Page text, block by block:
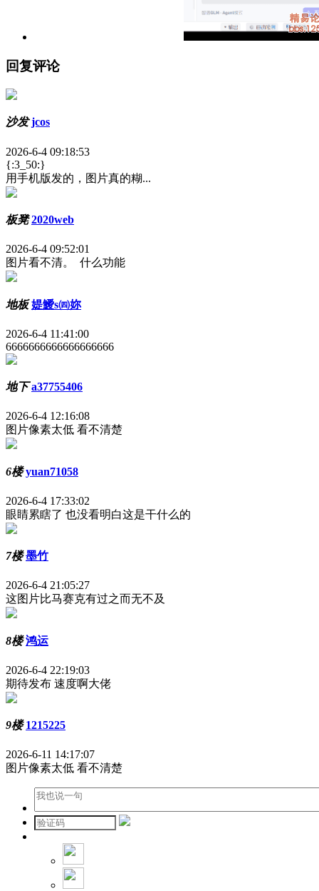
回复评论
沙发 jcos
2026-6-4 09:18:53
{:3_50:}
用手机版发的，图片真的糊...
板凳 2020web
2026-6-4 09:52:01
图片看不清。 什么功能
地板 媞鱫s㈣妳
2026-6-4 11:41:00
6666666666666666666
地下 a37755406
2026-6-4 12:16:08
图片像素太低 看不清楚
6楼 yuan71058
2026-6-4 17:33:02
眼睛累瞎了 也没看明白这是干什么的
7楼 墨竹
2026-6-4 21:05:27
这图片比马赛克有过之而无不及
8楼 鸿运
2026-6-4 22:19:03
期待发布 速度啊大佬
9楼 1215225
2026-6-11 14:17:07
图片像素太低 看不清楚